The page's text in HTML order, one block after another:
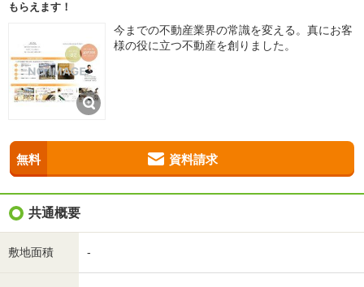
もらえます！
今までの不動産業界の常識を変える。真にお客
様の役に立つ不動産を創りました。
無料 資料請求
共通概要
敷地面積 -